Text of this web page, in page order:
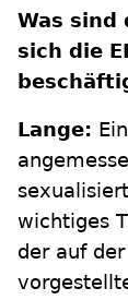
Was sind
sich die
Lange:
wichtiges
der auf